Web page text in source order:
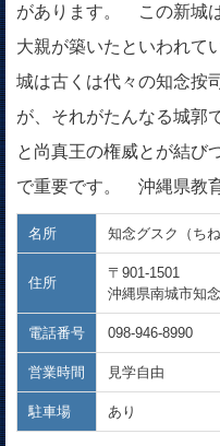
があります。 この新城
大親が築いたといわれて
城は古くは代々の知念按
が、それがたんなる城郭
と尚真王の権威とが結び
で重要です。 沖縄県教
名所 知念グスク（ちね
住所
〒901-1501
沖縄県南城市知
電話番号 098-946-8990
営業時間 見学自由
駐車場 あり